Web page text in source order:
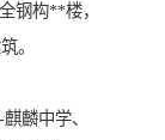
钢构**楼，
。
麟中学、